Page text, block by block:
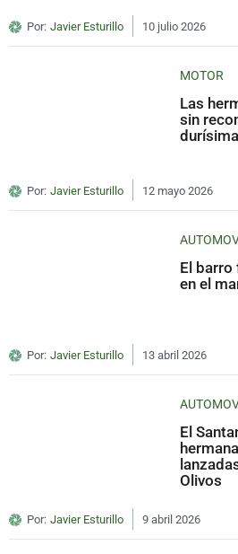
Por: Javier Esturillo 10 julio 2026
MOTOR
Las
sin
Por: Javier Esturillo 12 mayo 2026
El barro
en el
Por: Javier Esturillo 13 abril 2026
El
Olivos
Por: Javier Esturillo 9 abril 2026